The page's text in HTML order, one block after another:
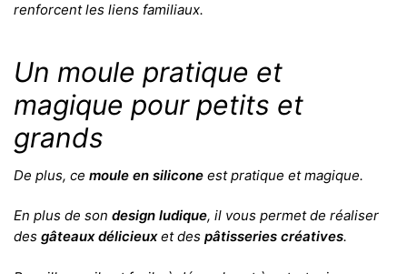
renforcent les liens familiaux.
Un moule pratique et
magique pour petits et
grands
De plus, ce moule en silicone est pratique et magique.
En plus de son design ludique, il vous permet de réaliser
des gâteaux délicieuxet des pâtisseries créatives.